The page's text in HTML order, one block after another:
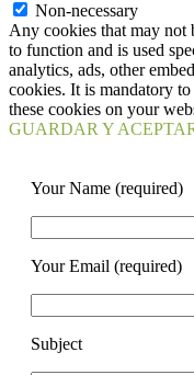
Non-necessary
Any cookies that may not
to function and is used
analytics, ads, other
cookies. It is mandatory
these cookies on your
GUARDAR Y
Your Name (required)
Your Email (required)
Subject